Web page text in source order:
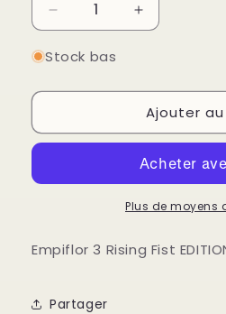
Réduire
la
quantité
Empiflor
Rising
1
Augmenter
la
Empiflor
Rising
EDITION
1
Stock bas
Ajouter
Plus de moyens
Empiflor 3 Rising Fist
Partager